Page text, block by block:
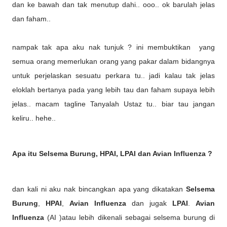
dan ke bawah dan tak menutup dahi.. ooo.. ok barulah jelas
dan faham..
nampak tak apa aku nak tunjuk ? ini membuktikan yang
semua orang memerlukan orang yang pakar dalam bidangnya
untuk perjelaskan sesuatu perkara tu.. jadi kalau tak jelas
eloklah bertanya pada yang lebih tau dan faham supaya lebih
jelas.. macam tagline Tanyalah Ustaz tu.. biar tau jangan
keliru.. hehe..
Apa itu Selsema Burung, HPAI, LPAI dan Avian Influenza ?
dan kali ni aku nak bincangkan apa yang dikatakan Selsema
Burung
HPAI Avian Influenza dan jugak LPAI
Avian
Influenza (AI )atau lebih dikenali sebagai selsema burung di